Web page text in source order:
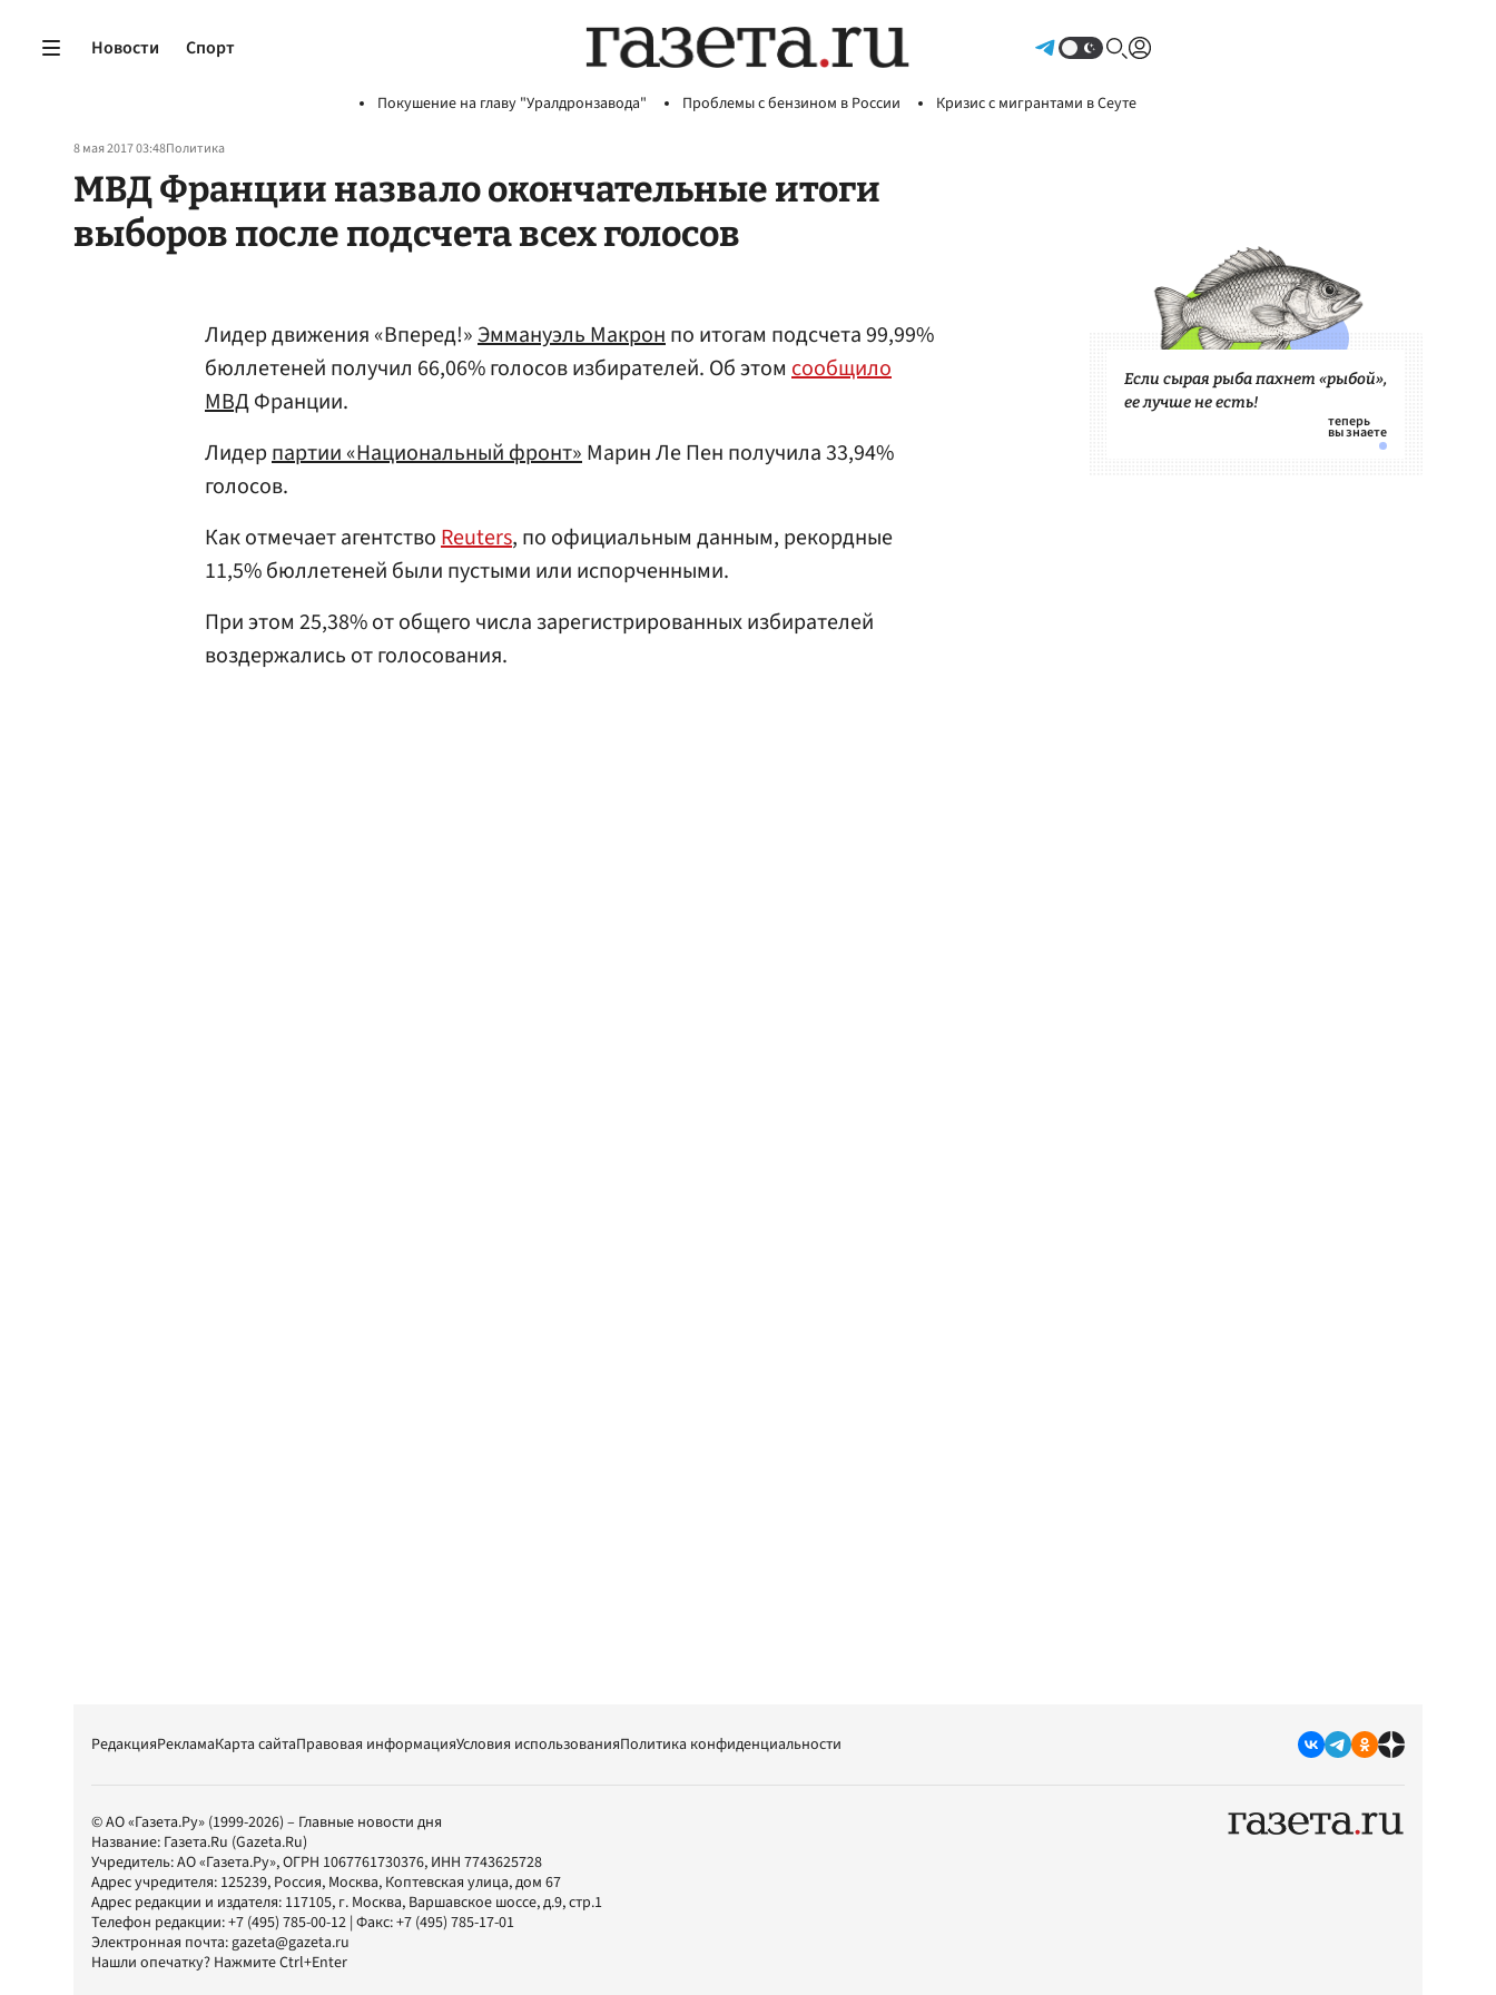
Новости Спорт
Покушение на главу "Уралдронзавода" Проблемы с бензином в России Кризис с мигрантами в Сеуте
8 мая 2017 03:48Политика
МВД Франции назвало окончательные итоги
выборов после подсчета всех голосов
Лидер движения «Вперед!»Эммануэль Макронпо итогам подсчета 99,99%
бюллетеней получил 66,06% голосов избирателей. Об этом сообщило
МВДФранции.
Лидерпартии «Национальный фронт»Марин Ле Пен получила 33,94%
голосов.
Как отмечает агентствоReuters, по официальным данным, рекордные
11,5% бюллетеней были пустыми или испорченными.
При этом 25,38% от общего числа зарегистрированных избирателей
воздержались от голосования.
Если сырая рыба пахнет «рыбой»,
ее лучше не есть!
РедакцияРекламаКарта сайтаПравовая информацияУсловия использованияПолитика конфиденциальности
© АО «Газета.Ру» (1999-2026) – Главные новости дня
Название: Газета.Ru (Gazeta.Ru)
Учредитель:АО «Газета.Ру», ОГРН 1067761730376, ИНН 7743625728
Адрес учредителя: 125239, Россия, Москва, Коптевская улица, дом 67
Адрес редакции и издателя: 117105, г. Москва, Варшавское шоссе, д.9, стр.1
Телефон редакции:+7 (495) 785-00-12 | Факс:+7 (495) 785-17-01
Электронная почта:gazeta@gazeta.ru
Нашли опечатку? Нажмите Ctrl+Enter